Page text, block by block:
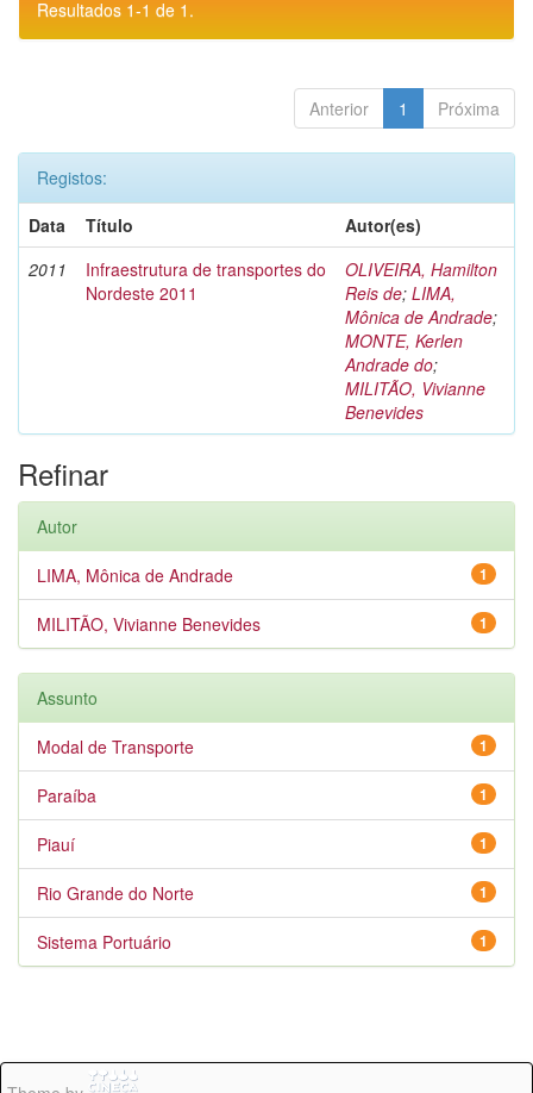
Resultados 1-1 de 1.
Anterior 1 Próxima
Registos:
Data
Título
Autor(es)
2011
Infraestrutura de transportes do
Nordeste 2011
OLIVEIRA, Hamilton
Reis de; LIMA,
Mônica de Andrade;
MONTE, Kerlen
Andrade do;
MILITÃO, Vivianne
Benevides
Refinar
Autor
1
LIMA, Mônica de Andrade
1
MILITÃO, Vivianne Benevides
Assunto
1
Modal de Transporte
1
Paraíba
1
Piauí
1
Rio Grande do Norte
1
Sistema Portuário